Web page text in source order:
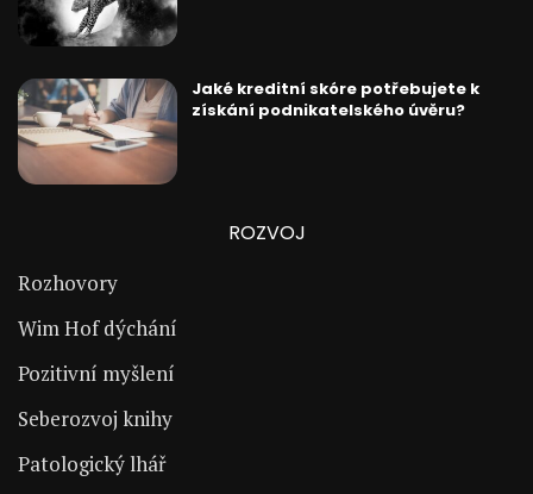
Jaké kreditní skóre potřebujete k
získání podnikatelského úvěru?
ROZVOJ
Rozhovory
Wim Hof dýchání
Pozitivní myšlení
Seberozvoj knihy
Patologický lhář